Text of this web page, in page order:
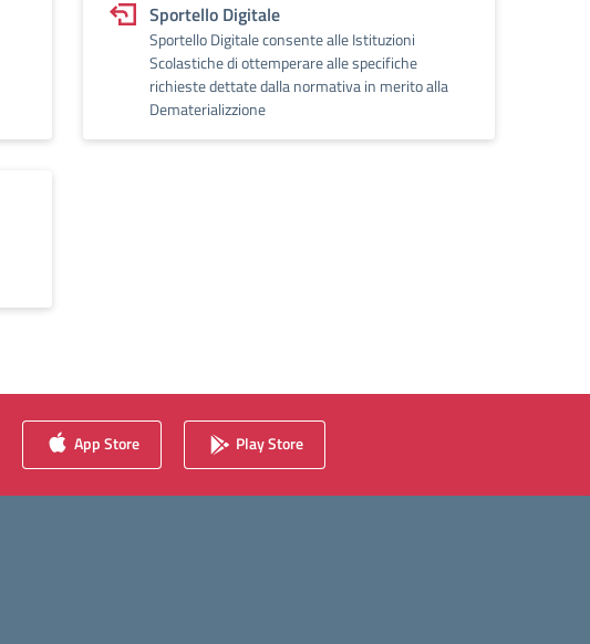
Sportello Digitale
Sportello Digitale consente alle Istituzioni
Scolastiche di ottemperare alle specifiche
richieste dettate dalla normativa in merito alla
Dematerializzione
App Store Play Store